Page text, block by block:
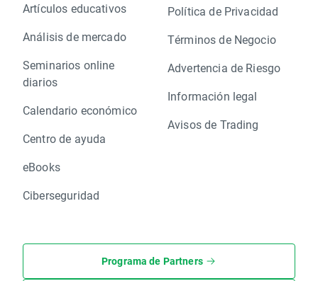
Artículos educativos
Análisis de mercado
Seminarios online
diarios
Calendario económico
Centro de ayuda
eBooks
Ciberseguridad
Política de Privacidad
Términos de Negocio
Advertencia de Riesgo
Información legal
Avisos de Trading
Programa de Partners